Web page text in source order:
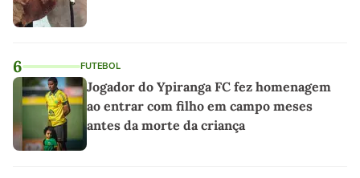
6 FUTEBOL
Jogador do Ypiranga FC fez homenagem
ao entrar com filho em campo meses
antes da morte da criança